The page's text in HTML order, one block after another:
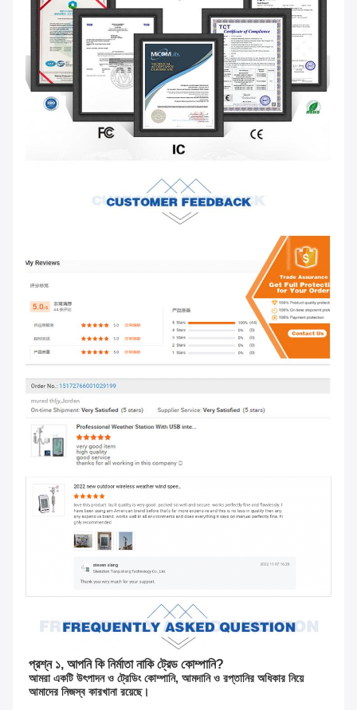
প্রশ্ন ১, আপনি কি নির্মাতা নাকি ট্রেড কোম্পানি?
আমরা একটি উৎপাদন ও ট্রেডিং কোম্পানি, আমদানি ও রপ্তানির অধিকার নিয়ে
আমাদের নিজস্ব কারখানা রয়েছে।